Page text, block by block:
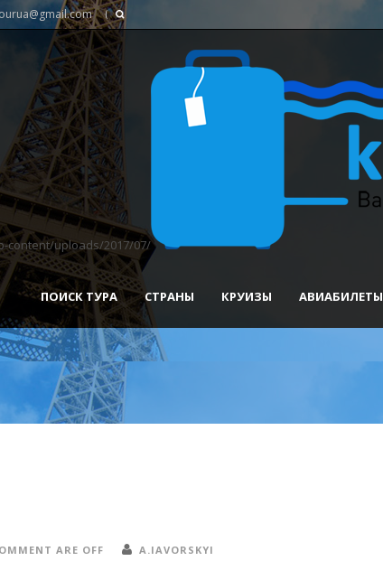
content/uploads/2017/07/
ПОИСК ТУРА СТРАНЫ КРУИЗЫ АВИАБИЛЕТЫ
ARE OFF A.IAVORSKYI